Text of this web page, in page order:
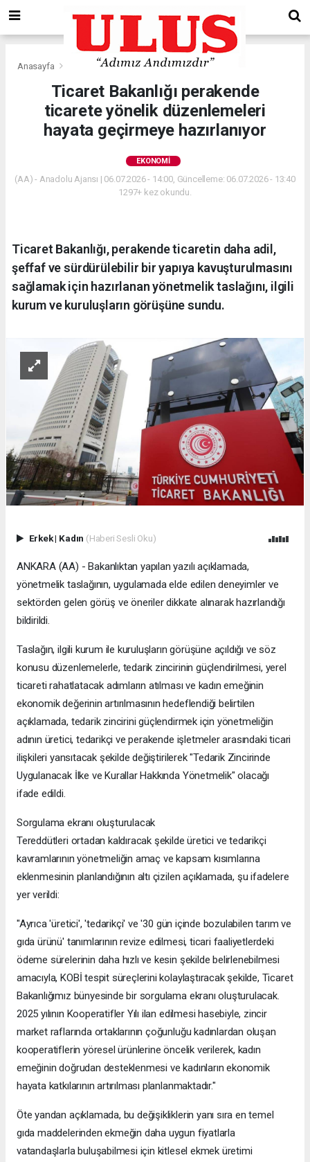
Anasayfa Ekonomi
Ticaret Bakanlığı perakende
ticarete yönelik düzenlemeleri
hayata geçirmeye hazırlanıyor
EKONOMI
(AA) - Anadolu Ajansı | 06.07.2026 - 14:00, Güncelleme: 06.07.2026 - 13:40
1297+ kez okundu.
Ticaret Bakanlığı, perakende ticaretin daha adil,
şeffaf ve sürdürülebilir bir yapıya kavuşturulmasını
sağlamak için hazırlanan yönetmelik taslağını, ilgili
kurum ve kuruluşların görüşüne sundu.
Erkek| Kadın (Haberi Sesli Oku)
ANKARA (AA) - Bakanlıktan yapılan yazılı açıklamada,
yönetmelik taslağının, uygulamada elde edilen deneyimler ve
sektörden gelen görüş ve öneriler dikkate alınarak hazırlandığı
bildirildi.
Taslağın, ilgili kurum ile kuruluşların görüşüne açıldığı ve söz
konusu düzenlemelerle, tedarik zincirinin güçlendirilmesi, yerel
ticareti rahatlatacak adımların atılması ve kadın emeğinin
ekonomik değerinin artırılmasının hedeflendiği belirtilen
açıklamada, tedarik zincirini güçlendirmek için yönetmeliğin
adının üretici, tedarikçi ve perakende işletmeler arasındaki ticari
ilişkileri yansıtacak şekilde değiştirilerek "Tedarik Zincirinde
Uygulanacak İlke ve Kurallar Hakkında Yönetmelik" olacağı
ifade edildi.
Sorgulama ekranı oluşturulacak
Tereddütleri ortadan kaldıracak şekilde üretici ve tedarikçi
kavramlarının yönetmeliğin amaç ve kapsam kısımlarına
eklenmesinin planlandığının altı çizilen açıklamada, şu ifadelere
yer verildi:
"Ayrıca 'üretici', 'tedarikçi' ve '30 gün içinde bozulabilen tarım ve
gıda ürünü' tanımlarının revize edilmesi, ticari faaliyetlerdeki
ödeme sürelerinin daha hızlı ve kesin şekilde belirlenebilmesi
amacıyla, KOBİ tespit süreçlerini kolaylaştıracak şekilde, Ticaret
Bakanlığımız bünyesinde bir sorgulama ekranı oluşturulacak.
2025 yılının Kooperatifler Yılı ilan edilmesi hasebiyle, zincir
market raflarında ortaklarının çoğunluğu kadınlardan oluşan
kooperatiflerin yöresel ürünlerine öncelik verilerek, kadın
emeğinin doğrudan desteklenmesi ve kadınların ekonomik
hayata katkılarının artırılması planlanmaktadır."
Öte yandan açıklamada, bu değişikliklerin yanı sıra en temel
gıda maddelerinden ekmeğin daha uygun fiyatlarla
vatandaşlarla buluşabilmesi için kitlesel ekmek üretimi